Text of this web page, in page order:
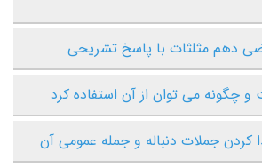
دهم مثلثات با پاسخ تشریحی
و چگونه می توان از آن استفاده کرد
کردن جملات دنباله و جمله عمومی آن